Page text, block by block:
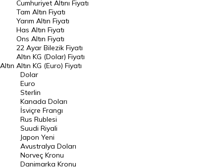
Endeksler
DÖVİZ
Döviz Kuru
Dolar Kuru
Euro Kuru
Pound Kuru
Frank Kuru
Riyal Kuru
Avustralya Doları
Danimarka Kronu Kuru
Altın
Cumhuriyet Altını Fiyatı
Tam Altın Fiyatı
Yarım Altın Fiyatı
Has Altın Fiyatı
Ons Altın Fiyatı
22 Ayar Bilezik Fiyatı
Altın KG (Dolar) Fiyatı
Altın KG (Euro) Fiyatı
Dolar
Euro
Sterlin
Kanada Doları
İsviçre Frangı
Rus Rublesi
Suudi Riyali
Japon Yeni
Avustralya Doları
Norveç Kronu
Danimarka Kronu